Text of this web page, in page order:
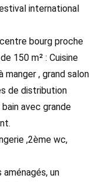
international
bourg proche
150 m² : Cuisine
manger , grand salon
de distribution
avec grande
,2ème wc,
un